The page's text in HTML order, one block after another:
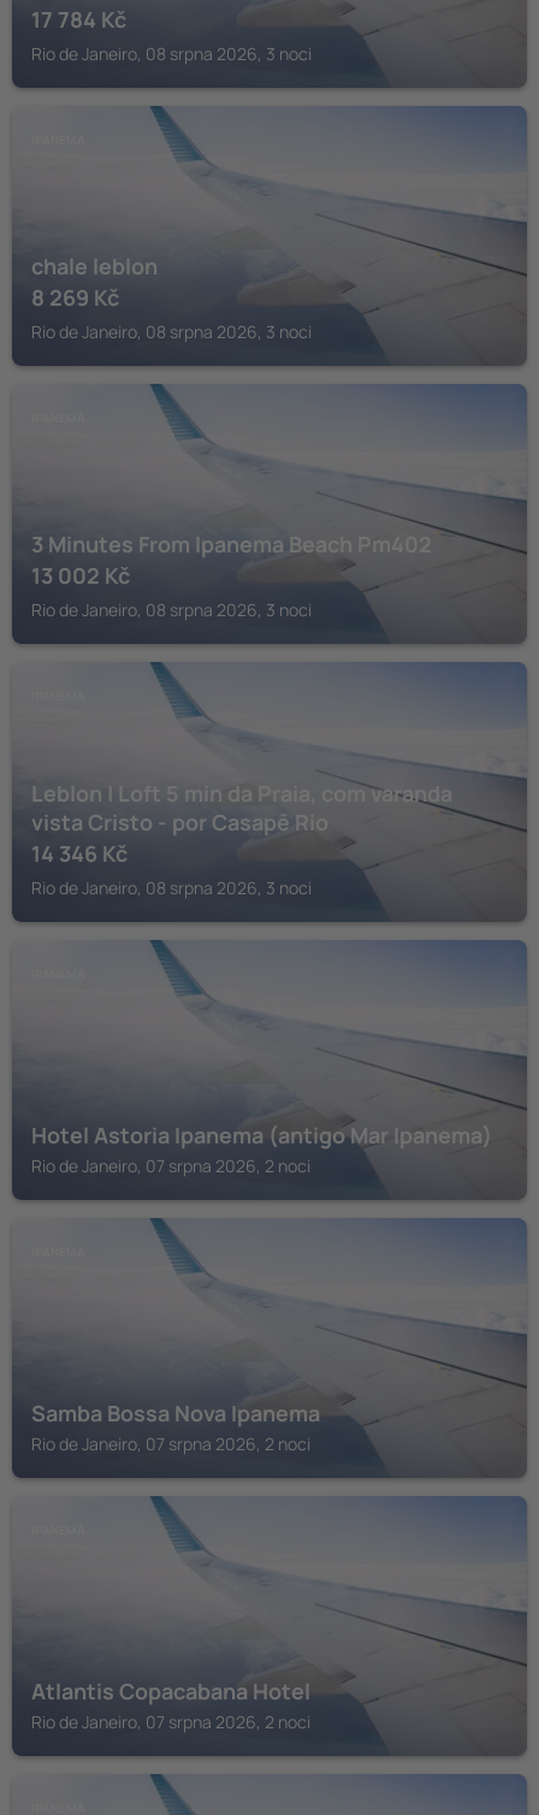
17 784 Kč
Rio de Janeiro, 08 srpna 2026, 3 noci
chale leblon
8 269 Kč
Rio de Janeiro, 08 srpna 2026, 3 noci
3 Minutes From Ipanema Beach Pm402
13 002 Kč
Rio de Janeiro, 08 srpna 2026, 3 noci
Leblon | Loft 5 min da Praia, com varanda
vista Cristo - por Casapē Rio
14 346 Kč
Rio de Janeiro, 08 srpna 2026, 3 noci
Hotel Astoria Ipanema (antigo Mar Ipanema)
Rio de Janeiro, 07 srpna 2026, 2 noci
Samba Bossa Nova Ipanema
Rio de Janeiro, 07 srpna 2026, 2 noci
Atlantis Copacabana Hotel
Rio de Janeiro, 07 srpna 2026, 2 noci